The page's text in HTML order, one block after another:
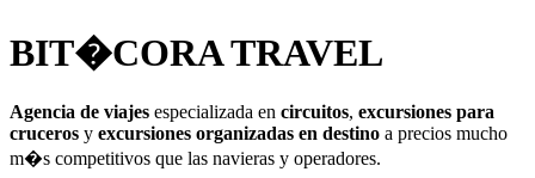
BIT�CORA TRAVEL
Agencia de viajes especializada en circuitos, excursiones para
cruceros y excursiones organizadas en destino a precios mucho
m�s competitivos que las navieras y operadores.